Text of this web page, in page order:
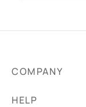
COMPANY
HELP